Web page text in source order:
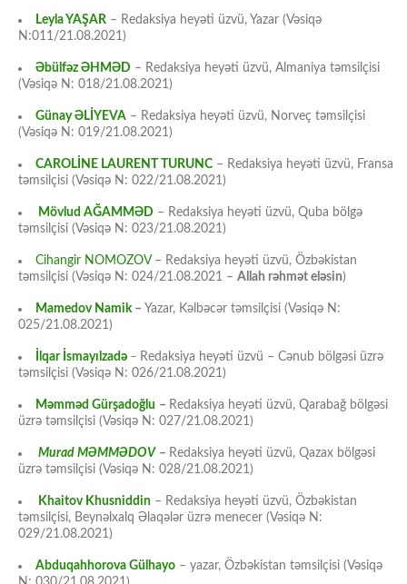
Leyla YAŞAR – Redaksiya heyəti üzvü, Yazar (Vəsiqə
N:011/21.08.2021)
Əbülfəz ƏHMƏD – Redaksiya heyəti üzvü, Almaniya təmsilçisi
(Vəsiqə N: 018/21.08.2021)
Günay ƏLİYEVA – Redaksiya heyəti üzvü, Norveç təmsilçisi
(Vəsiqə N: 019/21.08.2021)
CAROLİNE LAURENT TURUNC – Redaksiya heyəti üzvü, Fransa
təmsilçisi (Vəsiqə N: 022/21.08.2021)
Mövlud AĞAMMƏD – Redaksiya heyəti üzvü, Quba bölgə
təmsilçisi (Vəsiqə N: 023/21.08.2021)
Cihangir NOMOZOV– Redaksiya heyəti üzvü, Özbəkistan
təmsilçisi (Vəsiqə N: 024/21.08.2021 – Allah rəhmət eləsin)
Mamedov Namik– Yazar, Kəlbəcər təmsilçisi (Vəsiqə N:
025/21.08.2021)
İlqar İsmayılzadə – Redaksiya heyəti üzvü – Cənub bölgəsi üzrə
təmsilçisi (Vəsiqə N: 026/21.08.2021)
Məmməd Gürşadoğlu – Redaksiya heyəti üzvü, Qarabağ bölgəsi
üzrə təmsilçisi (Vəsiqə N: 027/21.08.2021)
Murad MƏMMƏDOV – Redaksiya heyəti üzvü, Qazax bölgəsi
üzrə təmsilçisi (Vəsiqə N: 028/21.08.2021)
Khaitov Khusniddin – Redaksiya heyəti üzvü, Özbəkistan
təmsilçisi, Beynəlxalq Əlaqələr üzrə menecer (Vəsiqə N:
029/21.08.2021)
Abduqahhorova Gülhayo – yazar, Özbəkistan təmsilçisi (Vəsiqə